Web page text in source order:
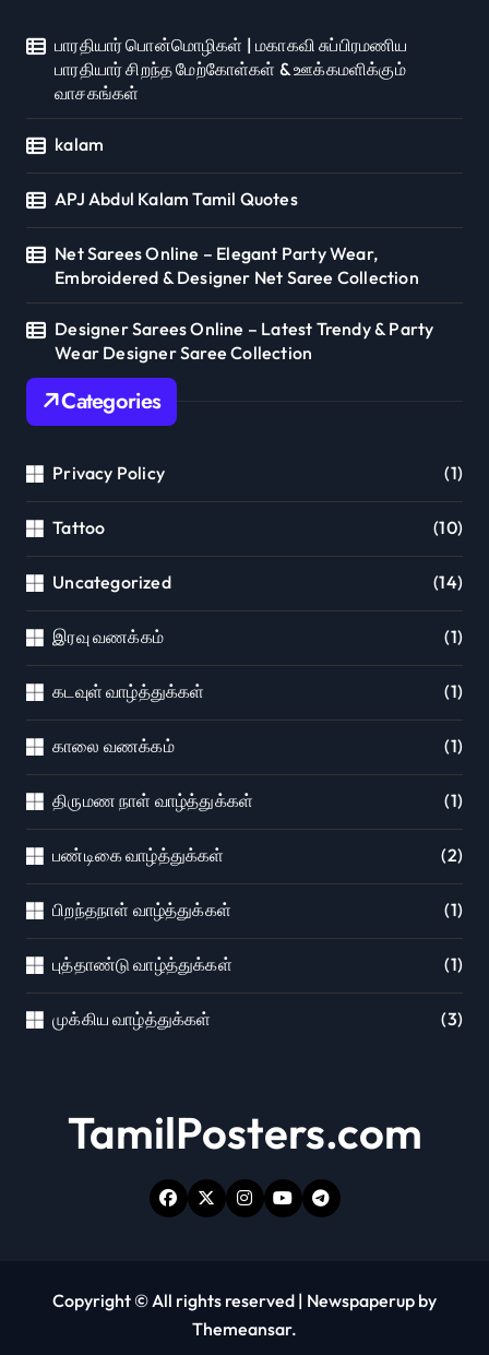
பாரதியார் பொன்மொழிகள் | மகாகவி சுப்பிரமணிய
பாரதியார் சிறந்த மேற்கோள்கள் & ஊக்கமளிக்கும்
வாசகங்கள்
kalam
APJ Abdul Kalam Tamil Quotes
Net Sarees Online – Elegant Party Wear,
Embroidered & Designer Net Saree Collection
Designer Sarees Online – Latest Trendy & Party
Wear Designer Saree Collection
Categories
Privacy Policy (1)
Tattoo (10)
Uncategorized (14)
இரவு வணக்கம் (1)
கடவுள் வாழ்த்துக்கள் (1)
காலை வணக்கம் (1)
திருமண நாள் வாழ்த்துக்கள் (1)
பண்டிகை வாழ்த்துக்கள் (2)
பிறந்தநாள் வாழ்த்துக்கள் (1)
புத்தாண்டு வாழ்த்துக்கள் (1)
முக்கிய வாழ்த்துக்கள் (3)
TamilPosters.com
Copyright © All rights reserved | Newspaperup by
Themeansar.